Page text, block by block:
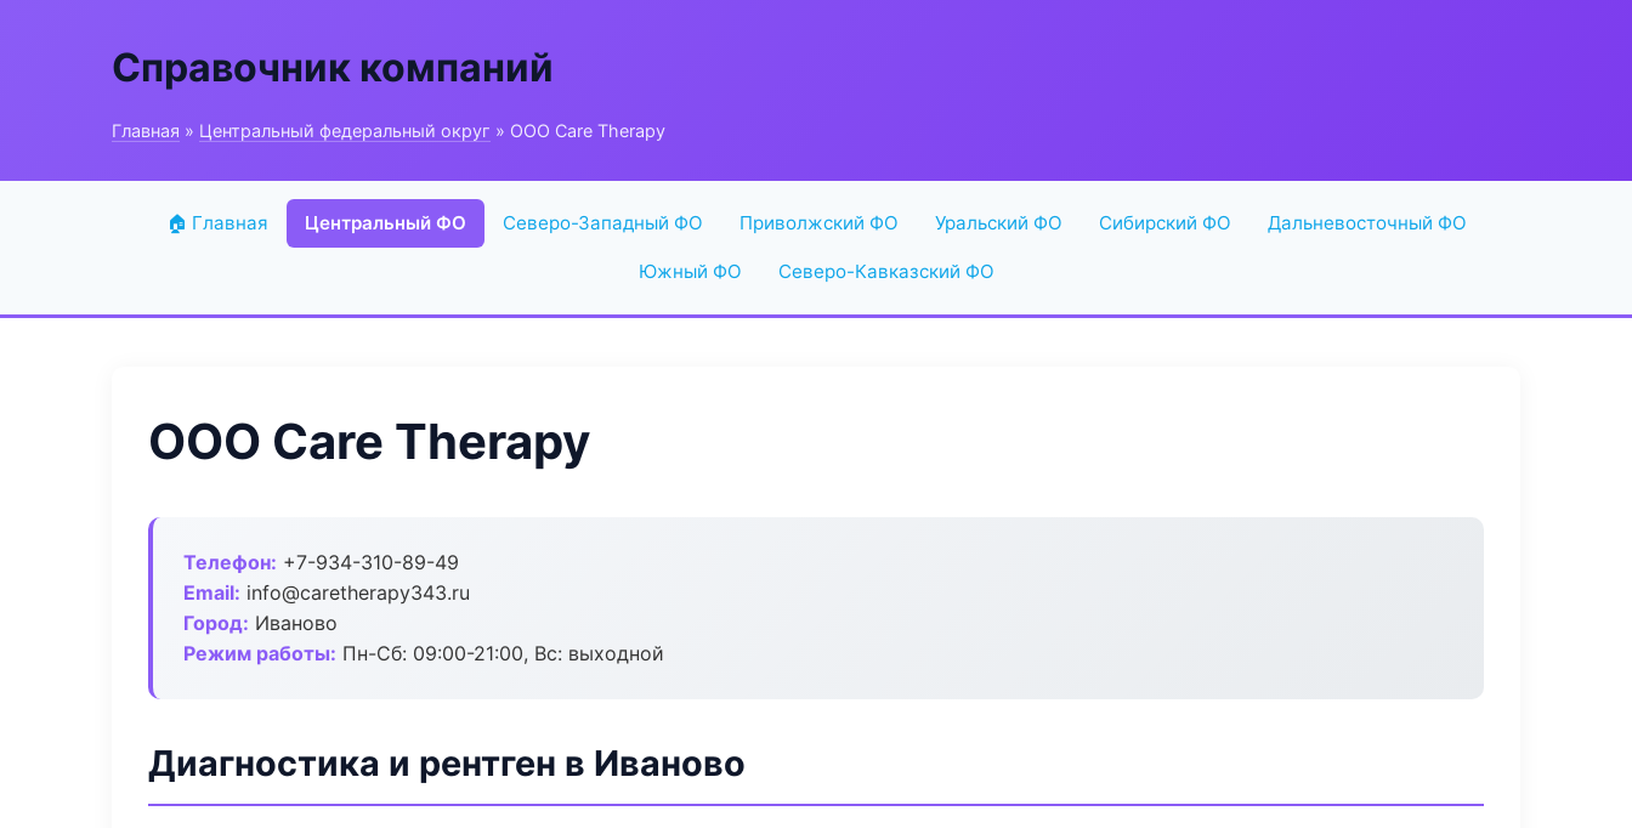
Справочник компаний
Главная » Центральный федеральный округ » ООО Care Therapy
🏠 Главная Центральный ФО Северо-Западный ФО Приволжский ФО Уральский ФО Сибирский ФО Дальневосточный ФО
Южный ФО Северо-Кавказский ФО
ООО Care Therapy
Телефон: +7-934-310-89-49
Email: info@caretherapy343.ru
Город: Иваново
Режим работы: Пн-Сб: 09:00-21:00, Вс: выходной
Диагностика и рентген в Иваново